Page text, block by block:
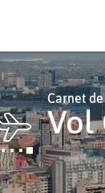
Carnet